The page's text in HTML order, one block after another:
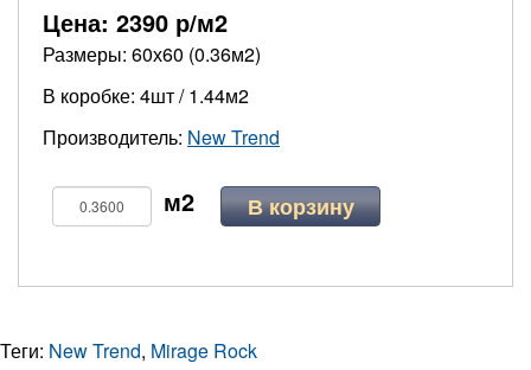
Цена: 2390 р/м2
Размеры: 60х60 (0.36м2)
В коробке: 4шт / 1.44м2
Производитель: New Trend
В корзину
Теги: New Trend, Mirage Rock